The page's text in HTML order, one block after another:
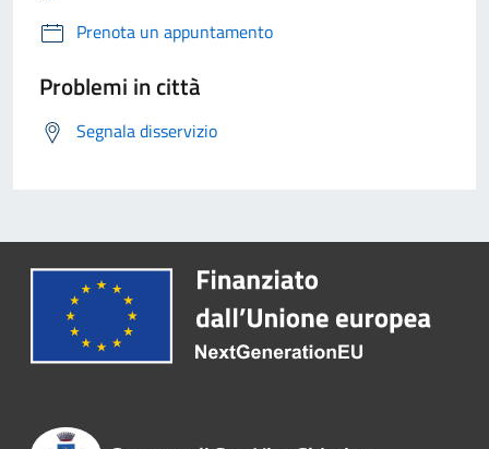
Prenota un appuntamento
Problemi in città
Segnala disservizio